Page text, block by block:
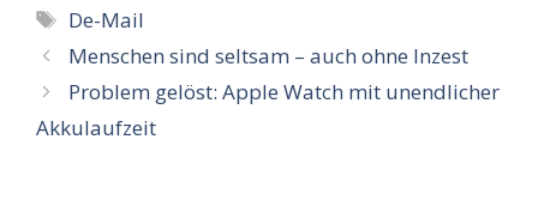
Schlagwörter
De-Mail
Menschen sind seltsam – auch ohne Inzest
Problem gelöst: Apple Watch mit unendlicher
Akkulaufzeit